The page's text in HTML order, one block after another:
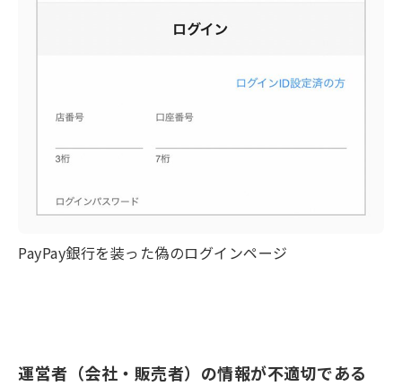
PayPay銀行を装った偽のログインページ
運営者（会社・販売者）の情報が不適切である